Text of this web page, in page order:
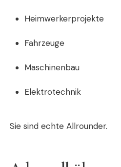
Heimwerkerprojekte
Fahrzeuge
Maschinenbau
Elektrotechnik
Sie sind echte Allrounder.